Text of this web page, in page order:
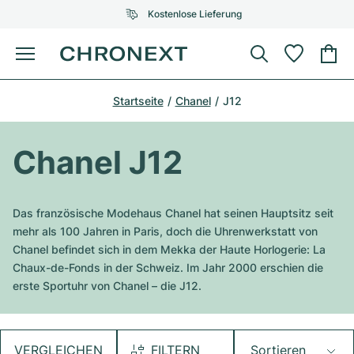
Kostenlose Lieferung
Menü
AUSGEWÄHLTE MARKEN
Alle Rolex Modelle
Top-Modelle
Omega
Alle Omega Modelle
Patek Philippe
Top-Modelle
Audemars Piguet
Alle Audemars Piguet Modelle
Cartier
Certified Pre-Owned
Schmuck
AUSGEWÄHLTE MARKEN
Tiffany
Louis Vuitton
Gebauer & Gebauer
Neuzugänge
Startseite Chanel J12
Chanel J12
Das französische Modehaus Chanel hat seinen Hauptsitz seit
mehr als 100 Jahren in Paris, doch die Uhrenwerkstatt von
Chanel befindet sich in dem Mekka der Haute Horlogerie: La
Chaux-de-Fonds in der Schweiz. Im Jahr 2000 erschien die
erste Sportuhr von Chanel – die J12.
VERGLEICHEN FILTERN Sortieren